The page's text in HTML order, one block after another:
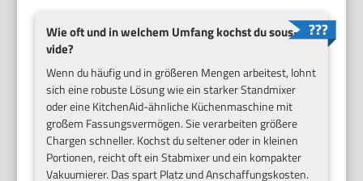
Wie oft und in welchem Umfang kochst du sous-
vide?
Wenn du häufig und in größeren Mengen arbeitest, lohnt
sich eine robuste Lösung wie ein starker Standmixer
oder eine KitchenAid-ähnliche Küchenmaschine mit
großem Fassungsvermögen. Sie verarbeiten größere
Chargen schneller. Kochst du seltener oder in kleinen
Portionen, reicht oft ein Stabmixer und ein kompakter
Vakuumierer. Das spart Platz und Anschaffungskosten.